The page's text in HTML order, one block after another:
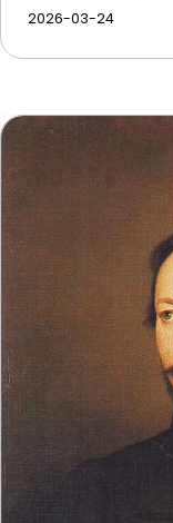
2026-03-24